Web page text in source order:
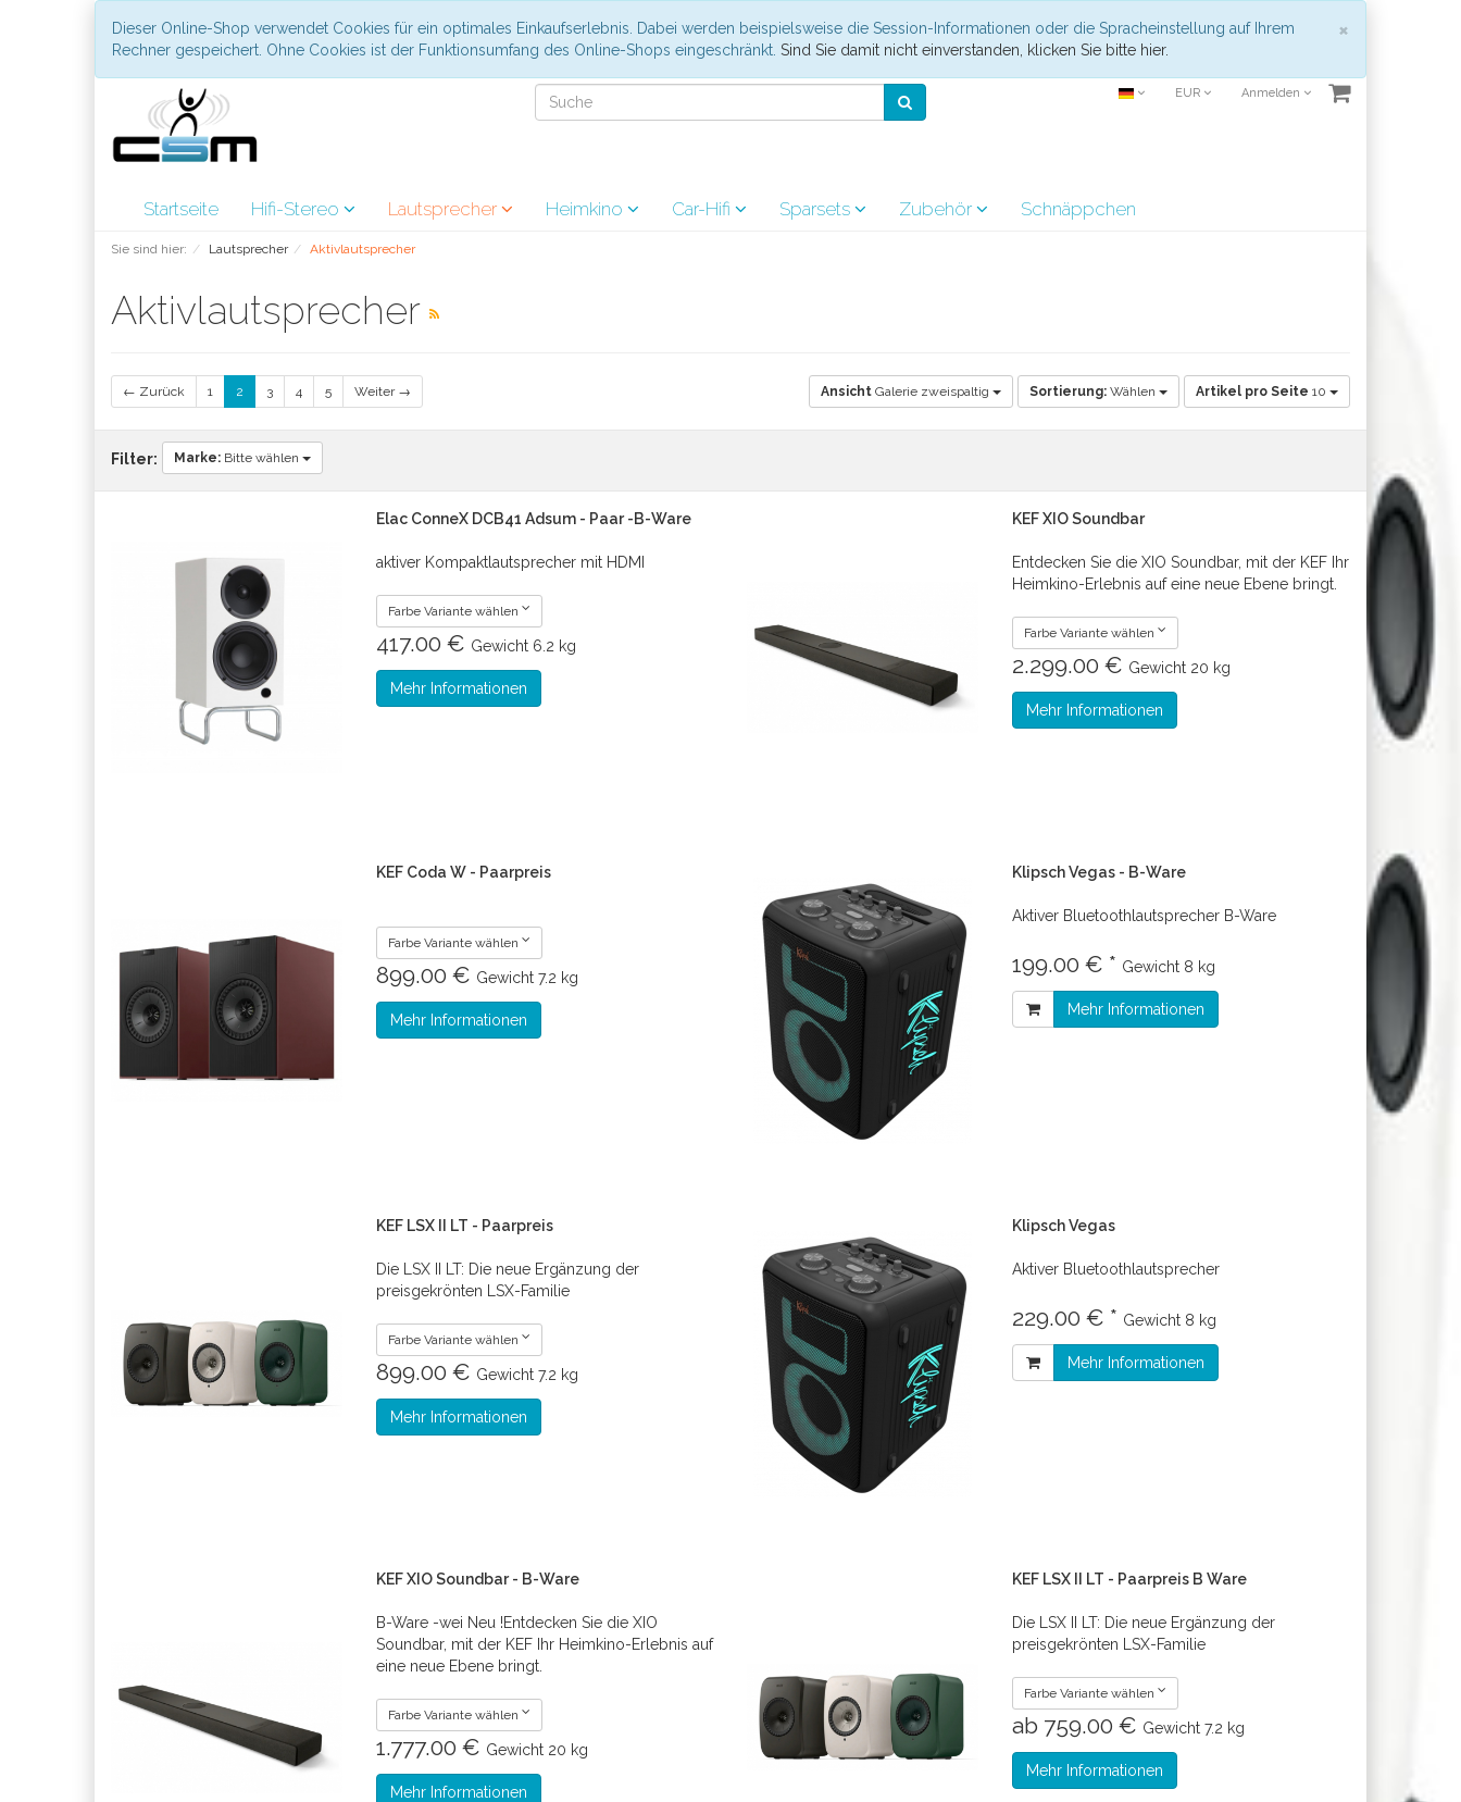
×
Dieser Online-Shop verwendet Cookies für ein optimales Einkaufserlebnis. Dabei werden beispielsweise die Session-Informationen oder die Spracheinstellung auf Ihrem
Rechner gespeichert. Ohne Cookies ist der Funktionsumfang des Online-Shops eingeschränkt. Sind Sie damit nicht einverstanden, klicken Sie bitte hier.
EUR Anmelden
Startseite Hifi-Stereo Lautsprecher Heimkino Car-Hifi Sparsets Zubehör Schnäppchen
Sie sind hier: Lautsprecher Aktivlautsprecher
Aktivlautsprecher
← Zurück 1 2 3 4 5 Weiter → Ansicht Galerie zweispaltig Sortierung: Wählen Artikel pro Seite 10
Filter: Marke: Bitte wählen
Elac ConneX DCB41 Adsum - Paar -B-Ware
aktiver Kompaktlautsprecher mit HDMI
Farbe Variante wählen
417.00 € Gewicht 6.2 kg
Mehr Informationen
KEF XIO Soundbar
Entdecken Sie die XIO Soundbar, mit der KEF Ihr
Heimkino-Erlebnis auf eine neue Ebene bringt.
Farbe Variante wählen
2.299.00 € Gewicht 20 kg
Mehr Informationen
KEF Coda W - Paarpreis
Farbe Variante wählen
899.00 € Gewicht 7.2 kg
Mehr Informationen
Klipsch Vegas - B-Ware
Aktiver Bluetoothlautsprecher B-Ware
199.00 € * Gewicht 8 kg
Mehr Informationen
KEF LSX II LT - Paarpreis
Die LSX II LT: Die neue Ergänzung der
preisgekrönten LSX-Familie
Farbe Variante wählen
899.00 € Gewicht 7.2 kg
Mehr Informationen
Klipsch Vegas
Aktiver Bluetoothlautsprecher
229.00 € * Gewicht 8 kg
Mehr Informationen
KEF XIO Soundbar - B-Ware
B-Ware -wei Neu !Entdecken Sie die XIO
Soundbar, mit der KEF Ihr Heimkino-Erlebnis auf
eine neue Ebene bringt.
Farbe Variante wählen
1.777.00 € Gewicht 20 kg
Mehr Informationen
KEF LSX II LT - Paarpreis B Ware
Die LSX II LT: Die neue Ergänzung der
preisgekrönten LSX-Familie
Farbe Variante wählen
ab 759.00 € Gewicht 7.2 kg
Mehr Informationen